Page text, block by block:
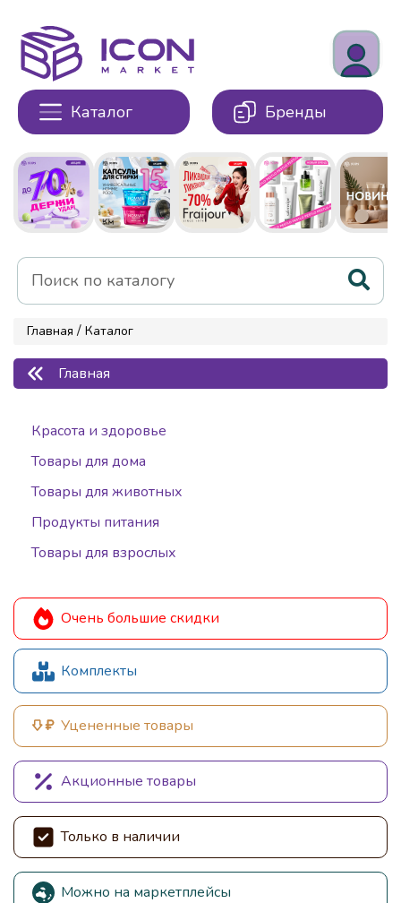
Каталог Бренды
Главная / Каталог
Главная
Красота и здоровье
Товары для дома
Товары для животных
Продукты питания
Товары для взрослых
Очень большие скидки
Комплекты
Уцененные товары
Акционные товары
Только в наличии
Можно на маркетплейсы